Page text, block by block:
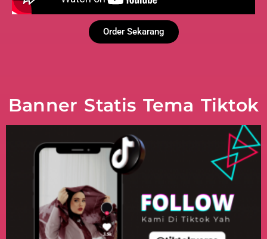
Order Sekarang
Banner Statis Tema Tiktok